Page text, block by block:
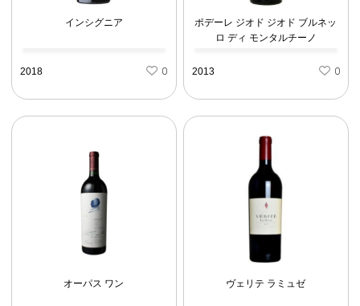
インシグニア
2018 0
ポデーレ ジオド ジオド ブルネッ
ロ ディ モンタルチーノ
2013 0
オーパス ワン ヴェリテ ラミュゼ